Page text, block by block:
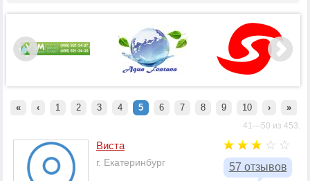
« ‹ 1 2 3 4 5 6 7 8 9 10 › »
41—50 из 453.
57 отзывов
Виста
г. Екатеринбург